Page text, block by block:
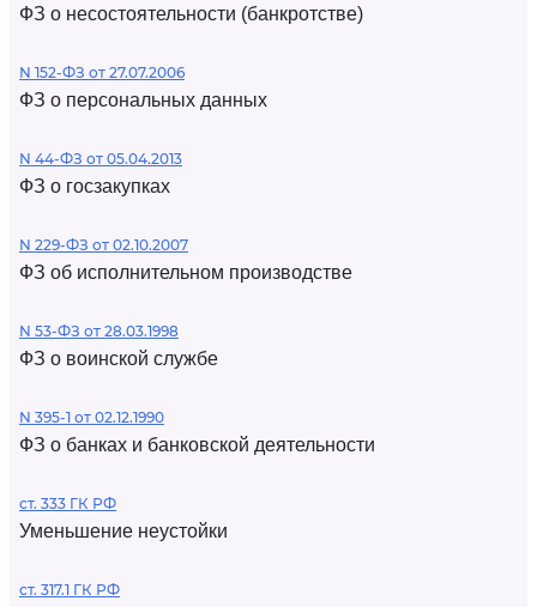
ФЗ о несостоятельности (банкротстве)
N 152-ФЗ от 27.07.2006
ФЗ о персональных данных
N 44-ФЗ от 05.04.2013
ФЗ о госзакупках
N 229-ФЗ от 02.10.2007
ФЗ об исполнительном производстве
N 53-ФЗ от 28.03.1998
ФЗ о воинской службе
N 395-1 от 02.12.1990
ФЗ о банках и банковской деятельности
ст. 333 ГК РФ
Уменьшение неустойки
ст. 317.1 ГК РФ